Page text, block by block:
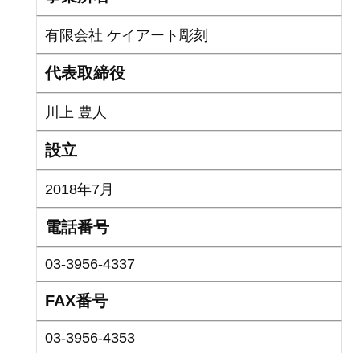
有限会社 ケイアート彫刻
代表取締役
川上 豊人
設立
2018年7月
電話番号
03-3956-4337
FAX番号
03-3956-4353